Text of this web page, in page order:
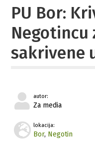
PU Bor:
Negotincu
sakrivene
autor:
Za media
lokacija:
Bor, Negotin